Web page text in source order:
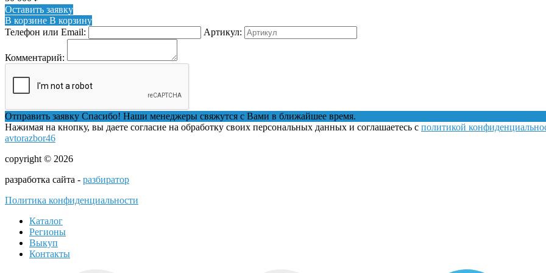
Оставить заявку
В корзине В корзину
Телефон или Email:
Артикул:
Комментарий:
Отправить заявку Спасибо! Наши менеджеры свяжутся с Вами в ближайшее время.
Нажимая на кнопку, вы даете согласие на обработку своих персональных данных и соглашаетесь с политикой
avtorazbor46
copyright © 2026
разработка сайта - разбиратор
Политика конфиденциальности
Каталог
Регионы
Выкуп
Контакты